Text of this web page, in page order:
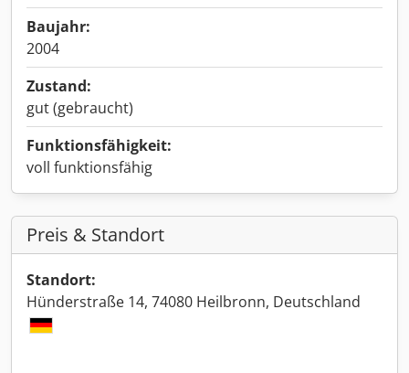
Baujahr:
2004
Zustand:
gut (gebraucht)
Funktionsfähigkeit:
voll funktionsfähig
Preis & Standort
Standort:
Hünderstraße 14, 74080 Heilbronn, Deutschland